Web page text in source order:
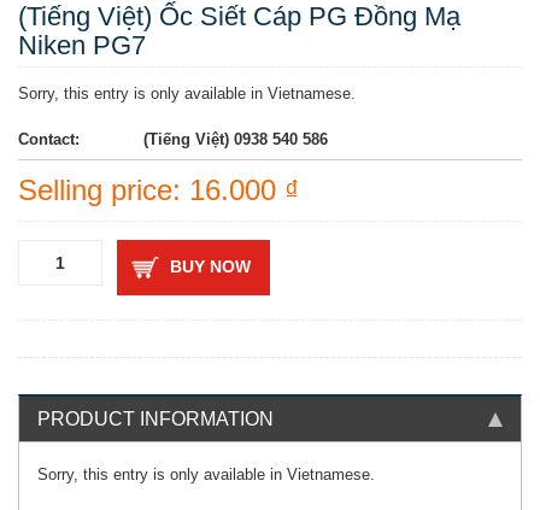
(Tiếng Việt) Ốc Siết Cáp PG Đồng Mạ
Niken PG7
Sorry, this entry is only available in Vietnamese.
Contact: (Tiếng Việt) 0938 540 586
Selling price: 16.000 ₫
BUY NOW
PRODUCT INFORMATION
Sorry, this entry is only available in Vietnamese.